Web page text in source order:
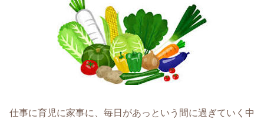
仕事に育児に家事に、毎日があっという間に過ぎていく中